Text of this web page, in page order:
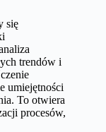
się
trendów i
umiejętności
To otwiera
procesów,